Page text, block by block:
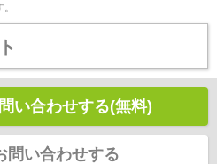
い合わせする(無料)
問い合わせする